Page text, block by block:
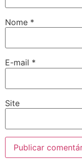
Nome *
E-mail *
Site